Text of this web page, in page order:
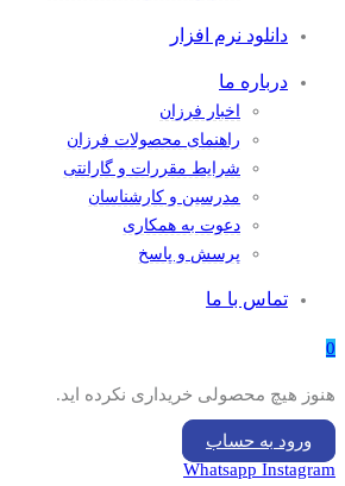
دانلود نرم افزار
درباره ما
اخبار فرزان
راهنمای محصولات فرزان
شرایط مقررات و گارانتی
مدرسین و کارشناسان
دعوت به همکاری
پرسش و پاسخ
تماس با ما
0
هنوز هیچ محصولی خریداری نکرده اید.
ورود به حساب
Whatsapp Instagram